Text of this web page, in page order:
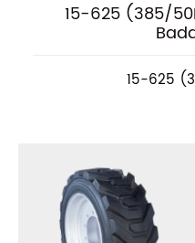
15-625 (385/
15-625